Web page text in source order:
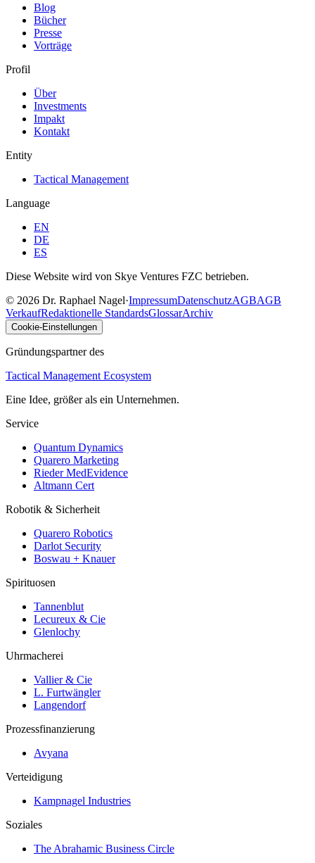
Blog
Bücher
Presse
Vorträge
Profil
Über
Investments
Impakt
Kontakt
Entity
Tactical Management
Language
EN
DE
ES
Diese Website wird von Skye Ventures FZC betrieben.
© 2026 Dr. Raphael Nagel·ImpressumDatenschutzAGBAGB
VerkaufRedaktionelle StandardsGlossarArchiv
Cookie-Einstellungen
Gründungspartner des
Tactical Management Ecosystem
Eine Idee, größer als ein Unternehmen.
Service
Quantum Dynamics
Quarero Marketing
Rieder MedEvidence
Altmann Cert
Robotik & Sicherheit
Quarero Robotics
Darlot Security
Boswau + Knauer
Spirituosen
Tannenblut
Lecureux & Cie
Glenlochy
Uhrmacherei
Vallier & Cie
L. Furtwängler
Langendorf
Prozessfinanzierung
Avyana
Verteidigung
Kampnagel Industries
Soziales
The Abrahamic Business Circle